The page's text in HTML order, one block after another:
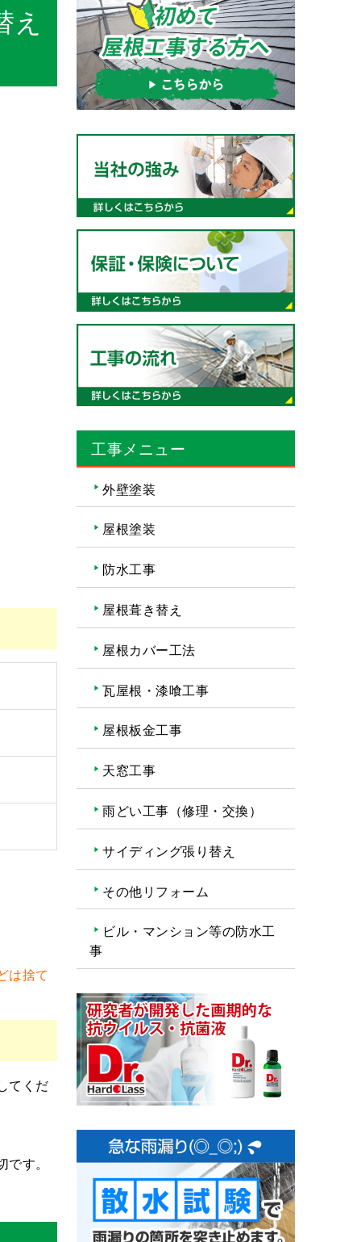
は捨て
てくだ
す。
工事メニュー
外壁塗装
屋根塗装
防水工事
屋根葺き替え
屋根カバー工法
瓦屋根・漆喰工事
屋根板金工事
天窓工事
雨どい工事（修理・交換）
サイディング張り替え
その他リフォーム
ビル・マンション等の防水工
事